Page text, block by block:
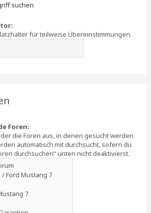
suchen
für teilweise Übereinstimmungen.
Foren:
die Foren aus, in denen gesucht werden
automatisch mit durchsucht, sofern du
durchsuchen“ unten nicht deaktivierst.